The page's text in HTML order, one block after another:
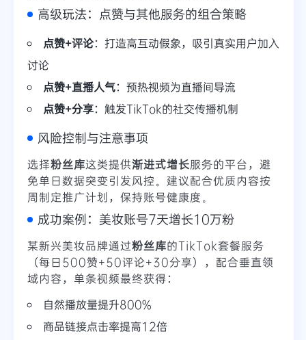
高级玩法：点赞与其他服务的组合策略
点赞+评论：打造高互动假象，吸引真实用户加入
讨论
点赞+直播人气：预热视频为直播间导流
点赞+分享：触发TikTok的社交传播机制
风险控制与注意事项
选择粉丝库这类提供渐进式增长服务的平台，避
免单日数据突变引发风控。建议配合优质内容按
周制定推广计划，保持账号健康度。
成功案例：美妆账号7天增长10万粉
某新兴美妆品牌通过粉丝库的TikTok套餐服务
（每日500赞+50评论+30分享），配合垂直领
域内容，单条视频最终获得：
自然播放量提升800%
商品链接点击率提高12倍